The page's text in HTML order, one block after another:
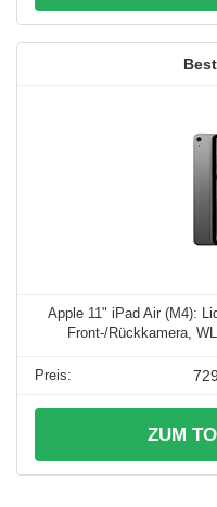
Apple 11" iPad Air (M4):
Front‑/Rückkamera,
ZUM